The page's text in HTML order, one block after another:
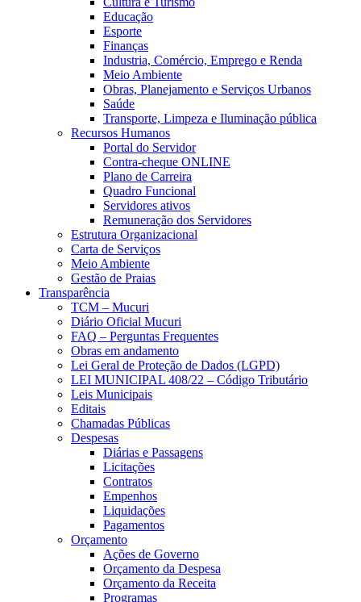
Educação
Esporte
Finanças
Industria, Comércio, Emprego e Renda
Meio Ambiente
Obras, Planejamento e Serviços Urbanos
Saúde
Transporte, Limpeza e Iluminação pública
Recursos Humanos
Portal do Servidor
Contra-cheque ONLINE
Plano de Carreira
Quadro Funcional
Servidores ativos
Remuneração dos Servidores
Estrutura Organizacional
Carta de Serviços
Meio Ambiente
Gestão de Praias
Transparência
TCM – Mucuri
Diário Oficial Mucuri
FAQ – Perguntas Frequentes
Obras em andamento
Lei Geral de Proteção de Dados (LGPD)
LEI MUNICIPAL 408/22 – Código Tributário
Leis Municipais
Editais
Chamadas Públicas
Despesas
Diárias e Passagens
Licitações
Contratos
Empenhos
Liquidações
Pagamentos
Orçamento
Ações de Governo
Orçamento da Despesa
Orçamento da Receita
Programas